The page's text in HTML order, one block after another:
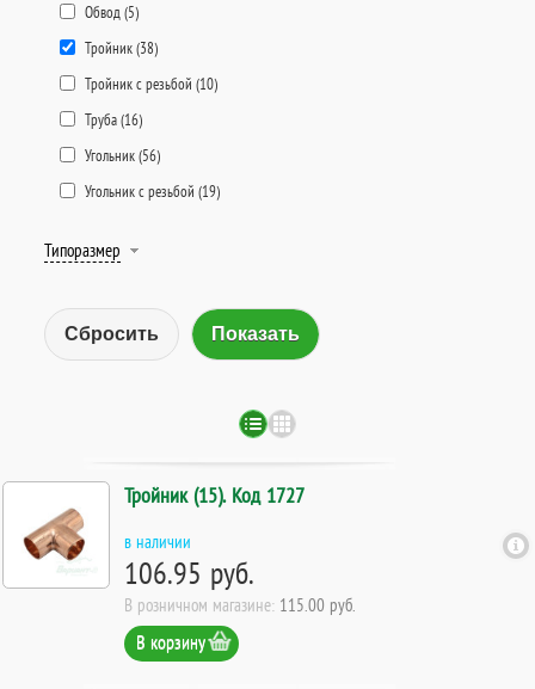
Обвод (5)
Тройник (38)
Тройник с резьбой (10)
Труба (16)
Угольник (56)
Угольник с резьбой (19)
Типоразмер
Сбросить
Тройник (15). Код 1727
в наличии
106.95 руб.
В розничном магазине: 115.00 руб.
В корзину